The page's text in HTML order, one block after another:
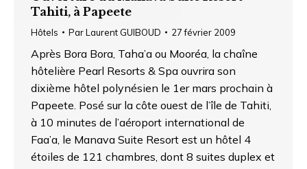
Tahiti, à Papeete
Hôtels ParLaurent GUIBOUD 27 février 2009
Après Bora Bora, Taha’a ou Mooréa, la chaîne
hôtelière Pearl Resorts & Spa ouvrira son
dixième hôtel polynésien le 1er mars prochain à
Papeete. Posé sur la côte ouest de l’île de Tahiti,
à 10 minutes de l’aéroport international de
Faa’a, le Manava Suite Resort est un hôtel 4
étoiles de 121 chambres, dont 8 suites duplex et